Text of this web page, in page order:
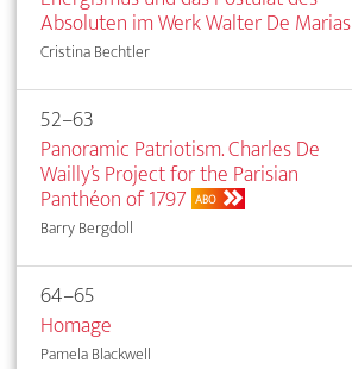
Absoluten im Werk Walter De Marias
Cristina Bechtler
52–63
Panoramic Patriotism. Charles De
Wailly’s Project for the Parisian
Panthéon of 1797 ABO
Barry Bergdoll
64–65
Homage
Pamela Blackwell